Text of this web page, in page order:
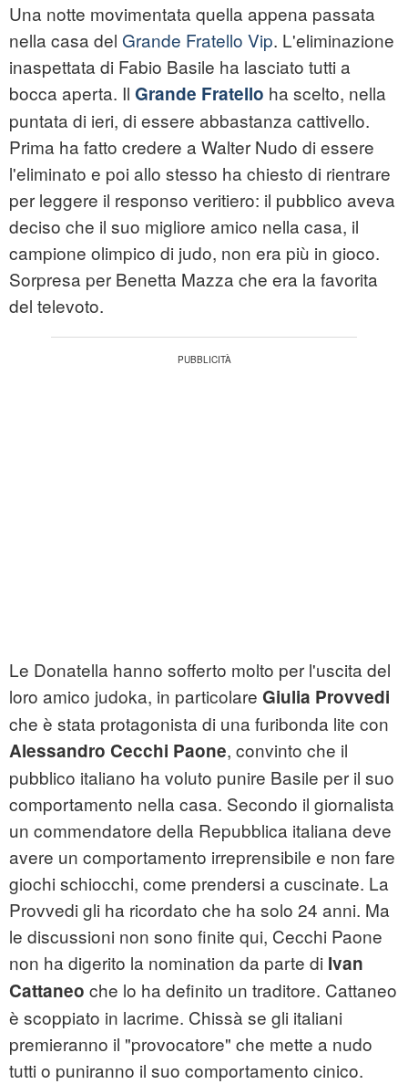
Una notte movimentata quella appena passata
nella casa del Grande Fratello Vip. L'eliminazione
inaspettata di Fabio Basile ha lasciato tutti a
bocca aperta. Il Grande Fratello ha scelto, nella
puntata di ieri, di essere abbastanza cattivello.
Prima ha fatto credere a Walter Nudo di essere
l'eliminato e poi allo stesso ha chiesto di rientrare
per leggere il responso veritiero: il pubblico aveva
deciso che il suo migliore amico nella casa, il
campione olimpico di judo, non era più in gioco.
Sorpresa per Benetta Mazza che era la favorita
del televoto.
Le Donatella hanno sofferto molto per l'uscita del
loro amico judoka, in particolare Giulia Provvedi
che è stata protagonista di una furibonda lite con
Alessandro Cecchi Paone, convinto che il
pubblico italiano ha voluto punire Basile per il suo
comportamento nella casa. Secondo il giornalista
un commendatore della Repubblica italiana deve
avere un comportamento irreprensibile e non fare
giochi schiocchi, come prendersi a cuscinate. La
Provvedi gli ha ricordato che ha solo 24 anni. Ma
le discussioni non sono finite qui, Cecchi Paone
non ha digerito la nomination da parte di Ivan
Cattaneo che lo ha definito un traditore. Cattaneo
è scoppiato in lacrime. Chissà se gli italiani
premieranno il "provocatore" che mette a nudo
tutti o puniranno il suo comportamento cinico.